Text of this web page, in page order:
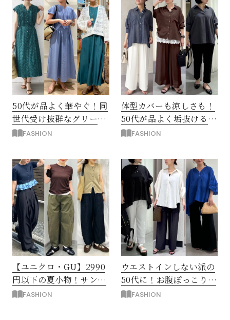
50代が品よく華やぐ！同
世代受け抜群なグリー
ン・ブルーの「初夏ワン
FASHION
体型カバーも涼しさも！
50代が品よく垢抜ける
「初夏の最旬シャツ」4
FASHION
【ユニクロ・GU】2990
円以下の夏小物！サング
ラス・フラット靴・ハッ
FASHION
ウエストインしない派の
50代に！お腹ぽっこりを
カバー「前後差トップ
FASHION
閉じる